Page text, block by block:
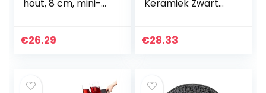
hout, 8 cm, mini-
voor geschenken,
€26.29
Keramiek Zwart
Helm Mok
€28.33